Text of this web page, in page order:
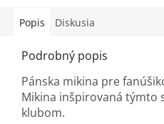
Popis Diskusia
Podrobný popis
Pánska mikina pre
Mikina inšpirovaná týmto
klubom.